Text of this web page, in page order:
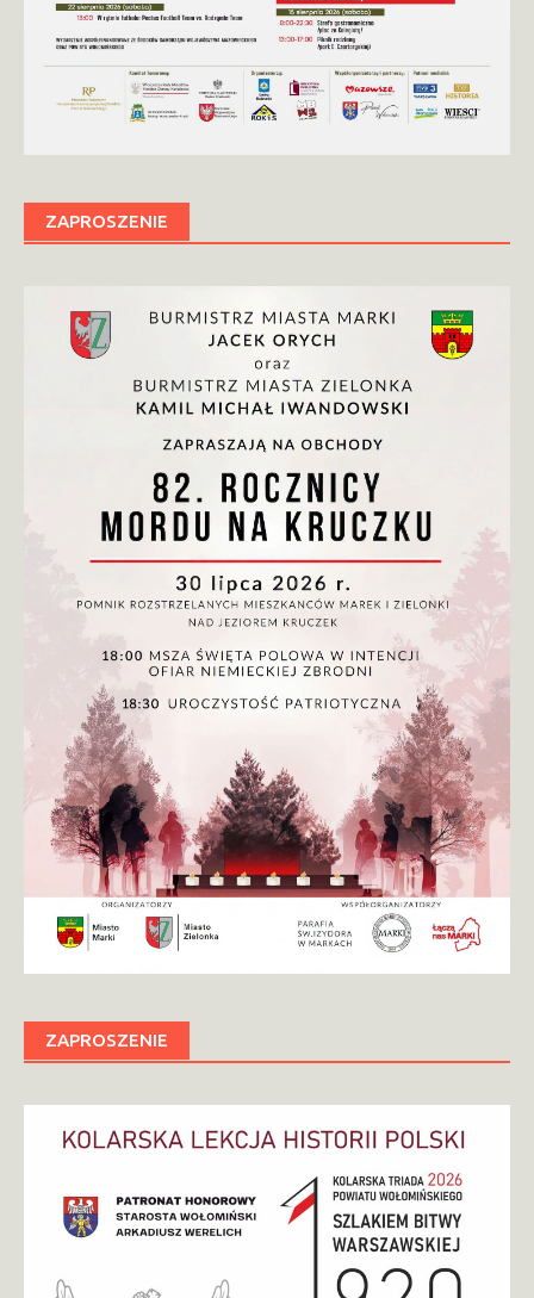
ZAPROSZENIE
ZAPROSZENIE